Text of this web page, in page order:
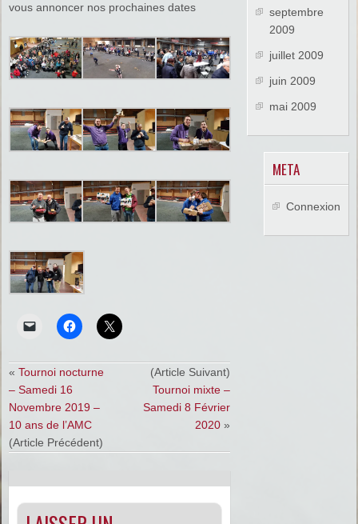
vous annoncer nos prochaines dates
«Tournoi nocturne
– Samedi 16
Novembre 2019 –
10 ans de l’AMC
(Article Précédent)
(Article Suivant)
Tournoi mixte –
Samedi 8 Février
2020»
septembre
2009
juillet 2009
juin 2009
mai 2009
META
Connexion